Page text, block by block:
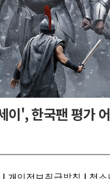
이', 한국팬 평가